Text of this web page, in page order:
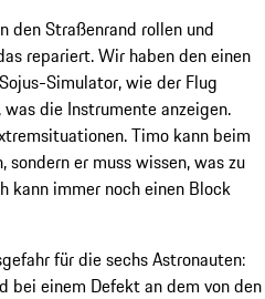
den Straßenrand rollen und
repariert. Wir haben den einen
Simulator, wie der Flug
die Instrumente anzeigen.
Timo kann beim
er muss wissen, was zu
kann immer noch einen Block
für die sechs Astronauten:
bei einem Defekt an dem von den